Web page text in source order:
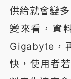
供給就會變
變來看，資
Gigabyte，
快，使用者